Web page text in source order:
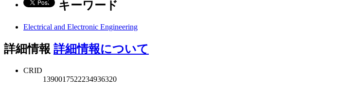
キーワード
Electrical and Electronic Engineering
詳細情報 詳細情報について
CRID
1390017522234936320